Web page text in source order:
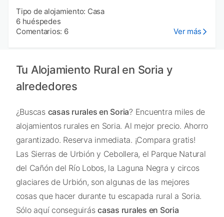
Tipo de alojamiento: Casa
6 huéspedes
Comentarios: 6
Ver más
Tu Alojamiento Rural en Soria y
alrededores
¿Buscas casas rurales en Soria? Encuentra miles de
alojamientos rurales en Soria. Al mejor precio. Ahorro
garantizado. Reserva inmediata. ¡Compara gratis!
Las Sierras de Urbión y Cebollera, el Parque Natural
del Cañón del Río Lobos, la Laguna Negra y circos
glaciares de Urbión, son algunas de las mejores
cosas que hacer durante tu escapada rural a Soria.
Sólo aquí conseguirás casas rurales en Soria